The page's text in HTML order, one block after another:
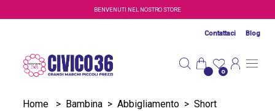
Salta al contenuto principaleBENVENUTI NEL NOSTRO STORE
Contattaci Blog
0
Home > Bambina > Abbigliamento > Short